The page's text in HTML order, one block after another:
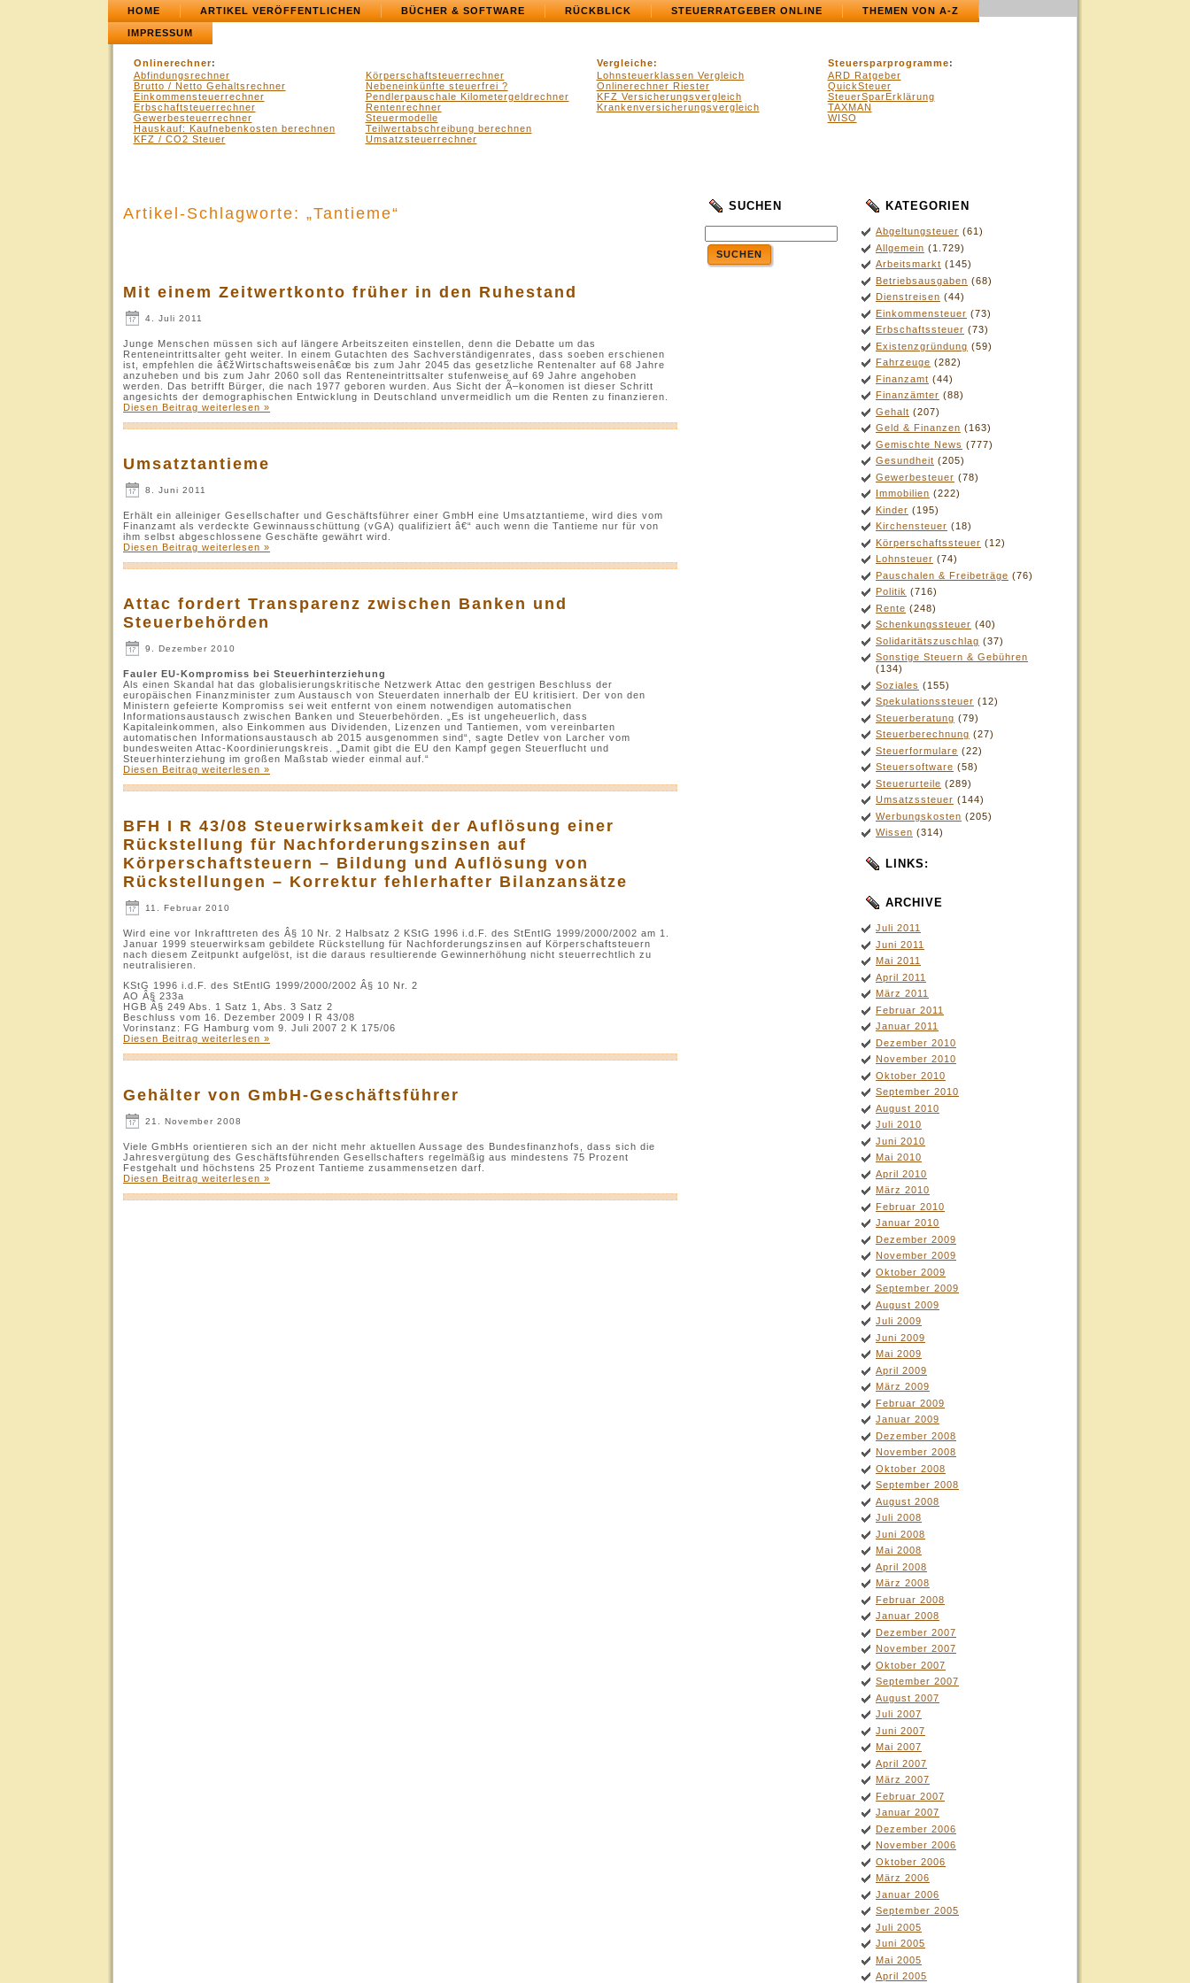
HOME ARTIKEL VERÖFFENTLICHEN BÜCHER & SOFTWARE RÜCKBLICK STEUERRATGEBER ONLINE THEMEN VON A-Z
IMPRESSUM
Onlinerechner: Vergleiche: Steuersparprogramme:
Abfindungsrechner
Brutto / Netto Gehaltsrechner
Einkommensteuerrechner
Erbschaftsteuerrechner
Gewerbesteuerrechner
Hauskauf: Kaufnebenkosten berechnen
KFZ / CO2 Steuer
Körperschaftsteuerrechner
Nebeneinkünfte steuerfrei ?
Pendlerpauschale Kilometergeldrechner
Rentenrechner
Steuermodelle
Teilwertabschreibung berechnen
Umsatzsteuerrechner
Lohnsteuerklassen Vergleich
Onlinerechner Riester
KFZ Versicherungsvergleich
Krankenversicherungsvergleich
ARD Ratgeber
QuickSteuer
SteuerSparErklärung
TAXMAN
WISO
Artikel-Schlagworte: „Tantieme“
Mit einem Zeitwertkonto früher in den Ruhestand
4. Juli 2011
Junge Menschen müssen sich auf längere Arbeitszeiten einstellen, denn die Debatte um das
Renteneintrittsalter geht weiter. In einem Gutachten des Sachverständigenrates, dass soeben erschienen
ist, empfehlen die â€žWirtschaftsweisenâ€œ bis zum Jahr 2045 das gesetzliche Rentenalter auf 68 Jahre
anzuheben und bis zum Jahr 2060 soll das Renteneintrittsalter stufenweise auf 69 Jahre angehoben
werden. Das betrifft Bürger, die nach 1977 geboren wurden. Aus Sicht der Ã–konomen ist dieser Schritt
angesichts der demographischen Entwicklung in Deutschland unvermeidlich um die Renten zu finanzieren.
Diesen Beitrag weiterlesen »
Umsatztantieme
8. Juni 2011
Erhält ein alleiniger Gesellschafter und Geschäftsführer einer GmbH eine Umsatztantieme, wird dies vom
Finanzamt als verdeckte Gewinnausschüttung (vGA) qualifiziert â€“ auch wenn die Tantieme nur für von
ihm selbst abgeschlossene Geschäfte gewährt wird.
Diesen Beitrag weiterlesen »
Attac fordert Transparenz zwischen Banken und
Steuerbehörden
9. Dezember 2010
Fauler EU-Kompromiss bei Steuerhinterziehung
Als einen Skandal hat das globalisierungskritische Netzwerk Attac den gestrigen Beschluss der
europäischen Finanzminister zum Austausch von Steuerdaten innerhalb der EU kritisiert. Der von den
Ministern gefeierte Kompromiss sei weit entfernt von einem notwendigen automatischen
Informationsaustausch zwischen Banken und Steuerbehörden. „Es ist ungeheuerlich, dass
Kapitaleinkommen, also Einkommen aus Dividenden, Lizenzen und Tantiemen, vom vereinbarten
automatischen Informationsaustausch ab 2015 ausgenommen sind“, sagte Detlev von Larcher vom
bundesweiten Attac-Koordinierungskreis. „Damit gibt die EU den Kampf gegen Steuerflucht und
Steuerhinterziehung im großen Maßstab wieder einmal auf.“
Diesen Beitrag weiterlesen »
BFH I R 43/08 Steuerwirksamkeit der Auflösung einer
Rückstellung für Nachforderungszinsen auf
Körperschaftsteuern – Bildung und Auflösung von
Rückstellungen – Korrektur fehlerhafter Bilanzansätze
11. Februar 2010
Wird eine vor Inkrafttreten des Â§ 10 Nr. 2 Halbsatz 2 KStG 1996 i.d.F. des StEntlG 1999/2000/2002 am 1.
Januar 1999 steuerwirksam gebildete Rückstellung für Nachforderungszinsen auf Körperschaftsteuern
nach diesem Zeitpunkt aufgelöst, ist die daraus resultierende Gewinnerhöhung nicht steuerrechtlich zu
neutralisieren.
KStG 1996 i.d.F. des StEntlG 1999/2000/2002 Â§ 10 Nr. 2
AO Â§ 233a
HGB Â§ 249 Abs. 1 Satz 1, Abs. 3 Satz 2
Beschluss vom 16. Dezember 2009 I R 43/08
Vorinstanz: FG Hamburg vom 9. Juli 2007 2 K 175/06
Diesen Beitrag weiterlesen »
Gehälter von GmbH-Geschäftsführer
21. November 2008
Viele GmbHs orientieren sich an der nicht mehr aktuellen Aussage des Bundesfinanzhofs, dass sich die
Jahresvergütung des Geschäftsführenden Gesellschafters regelmäßig aus mindestens 75 Prozent
Festgehalt und höchstens 25 Prozent Tantieme zusammensetzen darf.
Diesen Beitrag weiterlesen »
SUCHEN
SUCHEN
KATEGORIEN
Abgeltungsteuer (61)
Allgemein (1.729)
Arbeitsmarkt (145)
Betriebsausgaben (68)
Dienstreisen (44)
Einkommensteuer (73)
Erbschaftssteuer (73)
Existenzgründung (59)
Fahrzeuge (282)
Finanzamt (44)
Finanzämter (88)
Gehalt (207)
Geld & Finanzen (163)
Gemischte News (777)
Gesundheit (205)
Gewerbesteuer (78)
Immobilien (222)
Kinder (195)
Kirchensteuer (18)
Körperschaftssteuer (12)
Lohnsteuer (74)
Pauschalen & Freibeträge (76)
Politik (716)
Rente (248)
Schenkungssteuer (40)
Solidaritätszuschlag (37)
Sonstige Steuern & Gebühren
(134)
Soziales (155)
Spekulationssteuer (12)
Steuerberatung (79)
Steuerberechnung (27)
Steuerformulare (22)
Steuersoftware (58)
Steuerurteile (289)
Umsatzssteuer (144)
Werbungskosten (205)
Wissen (314)
LINKS:
ARCHIVE
Juli 2011
Juni 2011
Mai 2011
April 2011
März 2011
Februar 2011
Januar 2011
Dezember 2010
November 2010
Oktober 2010
September 2010
August 2010
Juli 2010
Juni 2010
Mai 2010
April 2010
März 2010
Februar 2010
Januar 2010
Dezember 2009
November 2009
Oktober 2009
September 2009
August 2009
Juli 2009
Juni 2009
Mai 2009
April 2009
März 2009
Februar 2009
Januar 2009
Dezember 2008
November 2008
Oktober 2008
September 2008
August 2008
Juli 2008
Juni 2008
Mai 2008
April 2008
März 2008
Februar 2008
Januar 2008
Dezember 2007
November 2007
Oktober 2007
September 2007
August 2007
Juli 2007
Juni 2007
Mai 2007
April 2007
März 2007
Februar 2007
Januar 2007
Dezember 2006
November 2006
Oktober 2006
März 2006
Januar 2006
September 2005
Juli 2005
Juni 2005
Mai 2005
April 2005